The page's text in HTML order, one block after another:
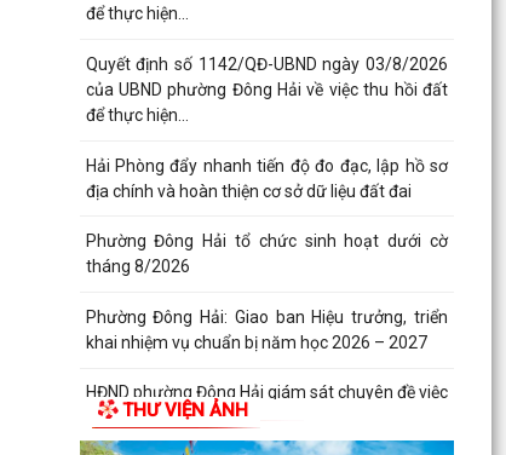
để thực hiện...
Quyết định số 1142/QĐ-UBND ngày 03/8/2026
của UBND phường Đông Hải về việc thu hồi đất
để thực hiện...
Hải Phòng đẩy nhanh tiến độ đo đạc, lập hồ sơ
địa chính và hoàn thiện cơ sở dữ liệu đất đai
Phường Đông Hải tổ chức sinh hoạt dưới cờ
tháng 8/2026
Phường Đông Hải: Giao ban Hiệu trưởng, triển
khai nhiệm vụ chuẩn bị năm học 2026 – 2027
HĐND phường Đông Hải giám sát chuyên đề việc
thực hiện nhiệm vụ thu ngân sách nhà nước
năm 2026
THƯ VIỆN ẢNH